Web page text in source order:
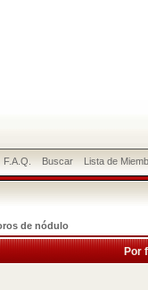
F.A.Q. Buscar Lista de
de nódulo
Por